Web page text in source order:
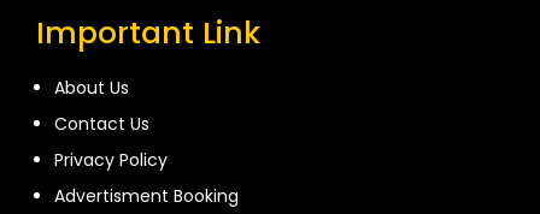
Important Link
About Us
Contact Us
Privacy Policy
Advertisment Booking